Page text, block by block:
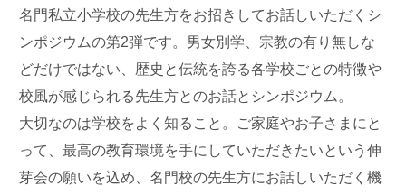
名門私立小学校の先生方をお招きしてお話しいただくシ
ンポジウムの第2弾です。男女別学、宗教の有り無しな
どだけではない、歴史と伝統を誇る各学校ごとの特徴や
校風が感じられる先生方とのお話とシンポジウム。
大切なのは学校をよく知ること。ご家庭やお子さまにと
って、最高の教育環境を手にしていただきたいという伸
芽会の願いを込め、名門校の先生方にお話しいただく機